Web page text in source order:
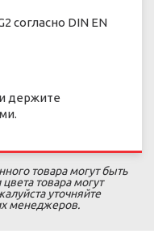
согласно DIN EN
держите
товара могут быть
товара могут
уточняйте
менеджеров.